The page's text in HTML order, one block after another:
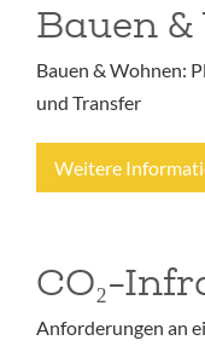
Bauen
Bauen & Wohnen:
und Transfer
Weitere
CO₂-
Anforderungen an